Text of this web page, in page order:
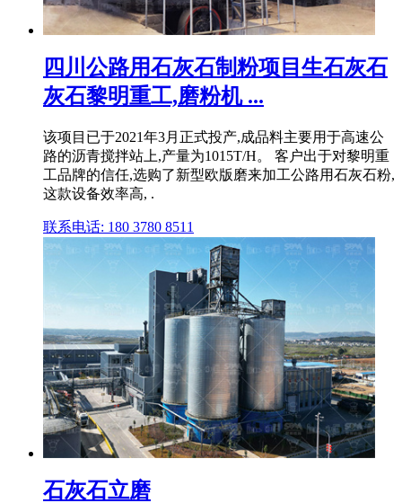
四川公路用石灰石制粉项目生石灰石
灰石黎明重工,磨粉机 ...
该项目已于2021年3月正式投产,成品料主要用于高速公
路的沥青搅拌站上,产量为1015T/H。 客户出于对黎明重
工品牌的信任,选购了新型欧版磨来加工公路用石灰石粉,
这款设备效率高, .
联系电话: 180 3780 8511
石灰石立磨